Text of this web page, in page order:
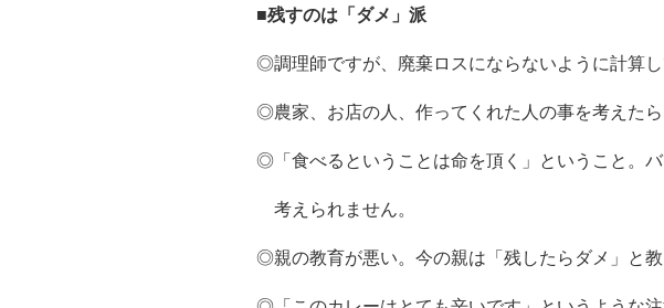
■残すのは「ダメ」派
◎調理師ですが、廃棄ロスにならないように計算し
◎農家、お店の人、作ってくれた人の事を考えた
◎「食べるということは命を頂く」ということ。
考えられません。
◎親の教育が悪い。今の親は「残したらダメ」と